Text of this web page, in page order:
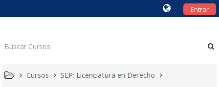
Entrar
Cursos
SEP: Licenciatura en Derecho